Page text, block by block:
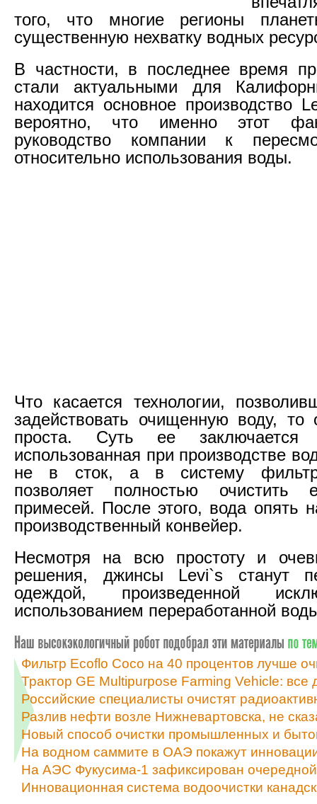
того, что многие регионы
существенную нехватку водных
В частности, в последнее время
стали актуальными для
находится основное производство
вероятно, что именно этот
руководство компании к
относительно использования воды.
Что касается технологии,
задействовать очищенную воду, то
проста. Суть ее
использованная при производстве
не в сток, а в систему
позволяет полностью
примесей. После этого, вода опять
производственный конвейер.
Несмотря на всю простоту и
решения, джинсы Levi`s станут
одеждой, произведенной
использованием переработанной
Фильтр Ecoflo Coco на 40 процентов лучше
Трактор GE Multipurpose Farming Vehicle: все
Российские специалисты очистят
Разлив нефти возле Нижневартовска, не
Новый способ очистки промышленных и
На водном саммите в ОАЭ покажут
На АЭС Фукусима-1 зафиксирован очередной
Инновационная система водоочистки